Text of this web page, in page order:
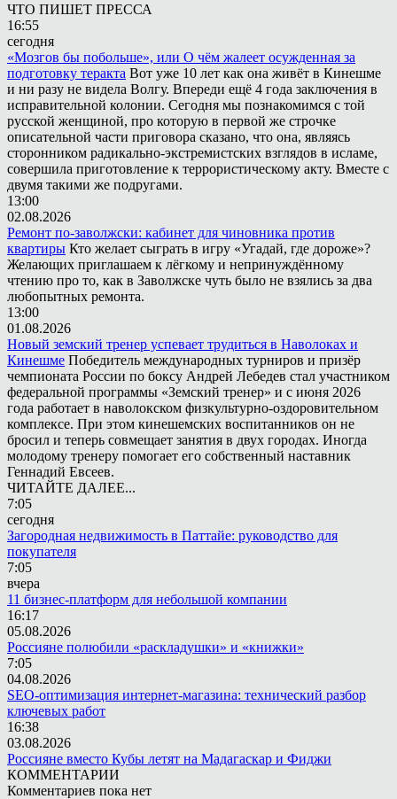
ЧТО ПИШЕТ ПРЕССА
16:55
сегодня
«Мозгов бы побольше», или О чём жалеет осужденная за
подготовку теракта Вот уже 10 лет как она живёт в Кинешме
и ни разу не видела Волгу. Впереди ещё 4 года заключения в
исправительной колонии. Сегодня мы познакомимся с той
русской женщиной, про которую в первой же строчке
описательной части приговора сказано, что она, являясь
сторонником радикально-экстремистских взглядов в исламе,
совершила приготовление к террористическому акту. Вместе с
двумя такими же подругами.
13:00
02.08.2026
Ремонт по-заволжски: кабинет для чиновника против
квартиры Кто желает сыграть в игру «Угадай, где дороже»?
Желающих приглашаем к лёгкому и непринуждённому
чтению про то, как в Заволжске чуть было не взялись за два
любопытных ремонта.
13:00
01.08.2026
Новый земский тренер успевает трудиться в Наволоках и
Кинешме Победитель международных турниров и призёр
чемпионата России по боксу Андрей Лебедев стал участником
федеральной программы «Земский тренер» и с июня 2026
года работает в наволокском физкультурно-оздоровительном
комплексе. При этом кинешемских воспитанников он не
бросил и теперь совмещает занятия в двух городах. Иногда
молодому тренеру помогает его собственный наставник
Геннадий Евсеев.
ЧИТАЙТЕ ДАЛЕЕ...
7:05
сегодня
Загородная недвижимость в Паттайе: руководство для
покупателя
7:05
вчера
11 бизнес-платформ для небольшой компании
16:17
05.08.2026
Россияне полюбили «раскладушки» и «книжки»
7:05
04.08.2026
SEO-оптимизация интернет-магазина: технический разбор
ключевых работ
16:38
03.08.2026
Россияне вместо Кубы летят на Мадагаскар и Фиджи
КОММЕНТАРИИ
Комментариев пока нет